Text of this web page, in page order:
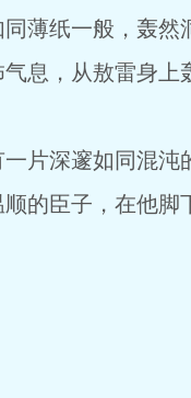
薄纸一般，轰然
息，从敖雷身上
片深邃如同混沌
的臣子，在他脚